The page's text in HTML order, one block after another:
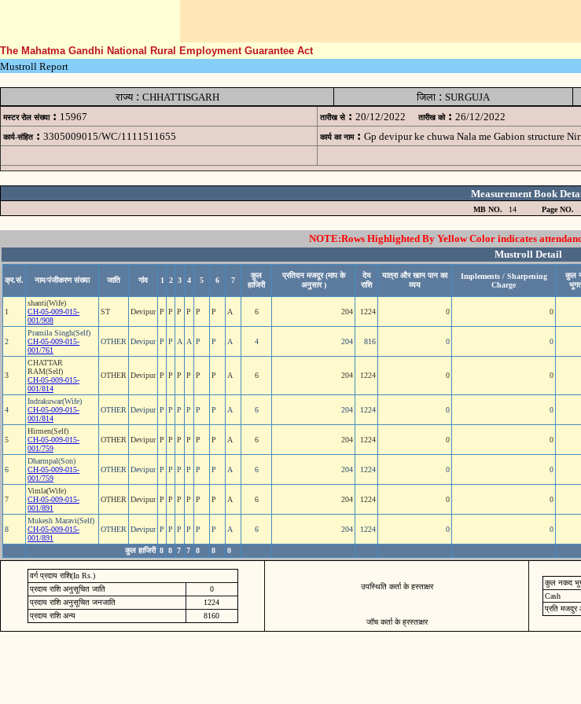
The Mahatma Gandhi National Rural Employment Guarantee Act
Mustroll Report
राज्य: CHHATTISGARH जिला : SURGUJA
मस्टर रोल संख्या : 15967 तारीख से : 20/12/2022 तारीख को : 26/12/2022
कार्य-संहित : 3305009015/WC/1111511655 कार्य का नाम : Gp devipur ke chuwa Nala me Gabion structure
Measurement Book
MB NO. 14 Page NO.
NOTE:Rows Highlighted By Yellow Color indicates
Mustroll Detail
क्र.सं. नाम/पंजीकरण संख्या जाति गांव 1 2 3 4 5 6 7
कुल
हाजिरी
प्रतिदन मजदूर (माप के
अनुसार )
देय
राशि
यात्रा और खान पान का
व्यय
Implements / Sharpening
Charge
कुल
1
shanti(Wife)
CH-05-009-015-
001/908
ST Devipur P P P P P P A 6 204 1224 0 0
2
Pramila Singh(Self)
CH-05-009-015-
001/761
OTHER Devipur P P A A P P A 4 204 816 0 0
3
CHATTAR
RAM(Self)
CH-05-009-015-
001/814
OTHER Devipur P P P P P P A 6 204 1224 0 0
4
Indrakuwar(Wife)
CH-05-009-015-
001/814
OTHER Devipur P P P P P P A 6 204 1224 0 0
5
Hirmen(Self)
CH-05-009-015-
001/759
OTHER Devipur P P P P P P A 6 204 1224 0 0
6
Dharmpal(Son)
CH-05-009-015-
001/759
OTHER Devipur P P P P P P A 6 204 1224 0 0
7
Vimla(Wife)
CH-05-009-015-
001/891
OTHER Devipur P P P P P P A 6 204 1224 0 0
8
Mukesh Maravi(Self)
CH-05-009-015-
001/891
OTHER Devipur P P P P P P A 6 204 1224 0 0
कुल हाजिरी 8 8 7 7 8 8 0
वर्ग प्रदाय राशि(In Rs.)
प्रदाय राशि अनुसूचित जाति
0
प्रदाय राशि अनुसूचित जनजाति
1224
प्रदाय राशि अन्य
8160
उपस्थिति कर्ता के हस्ताक्षर
जॉच कर्ता के ह्रस्ताक्षर
कुल नकद
Cash
प्रति